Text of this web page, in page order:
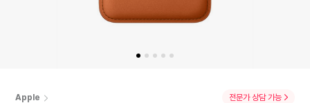
Apple 전문가 상담 가능